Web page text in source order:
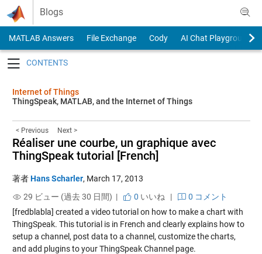
Skip to content
Blogs
MATLAB Answers File Exchange Cody
AI Chat Playground
Internet of Things
ThingSpeak, MATLAB, and the Internet of Things
< Previous Next >
Réaliser une courbe, un graphique avec
ThingSpeak tutorial [French]
著者Hans Scharler, March 17, 2013
29 ビュー (過去 30 日間) |
0 いいね |
0 コメント
[fredblabla] created a video tutorial on how to make a chart with
ThingSpeak. This tutorial is in French and clearly explains how to
setup a channel, post data to a channel, customize the charts,
and add plugins to your ThingSpeak Channel page.